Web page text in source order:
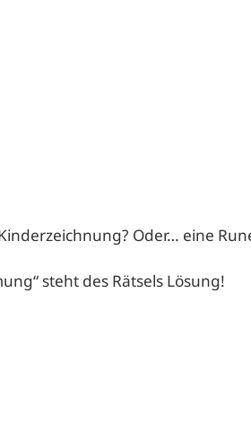
Oder… eine
steht des Rätsels Lösung!